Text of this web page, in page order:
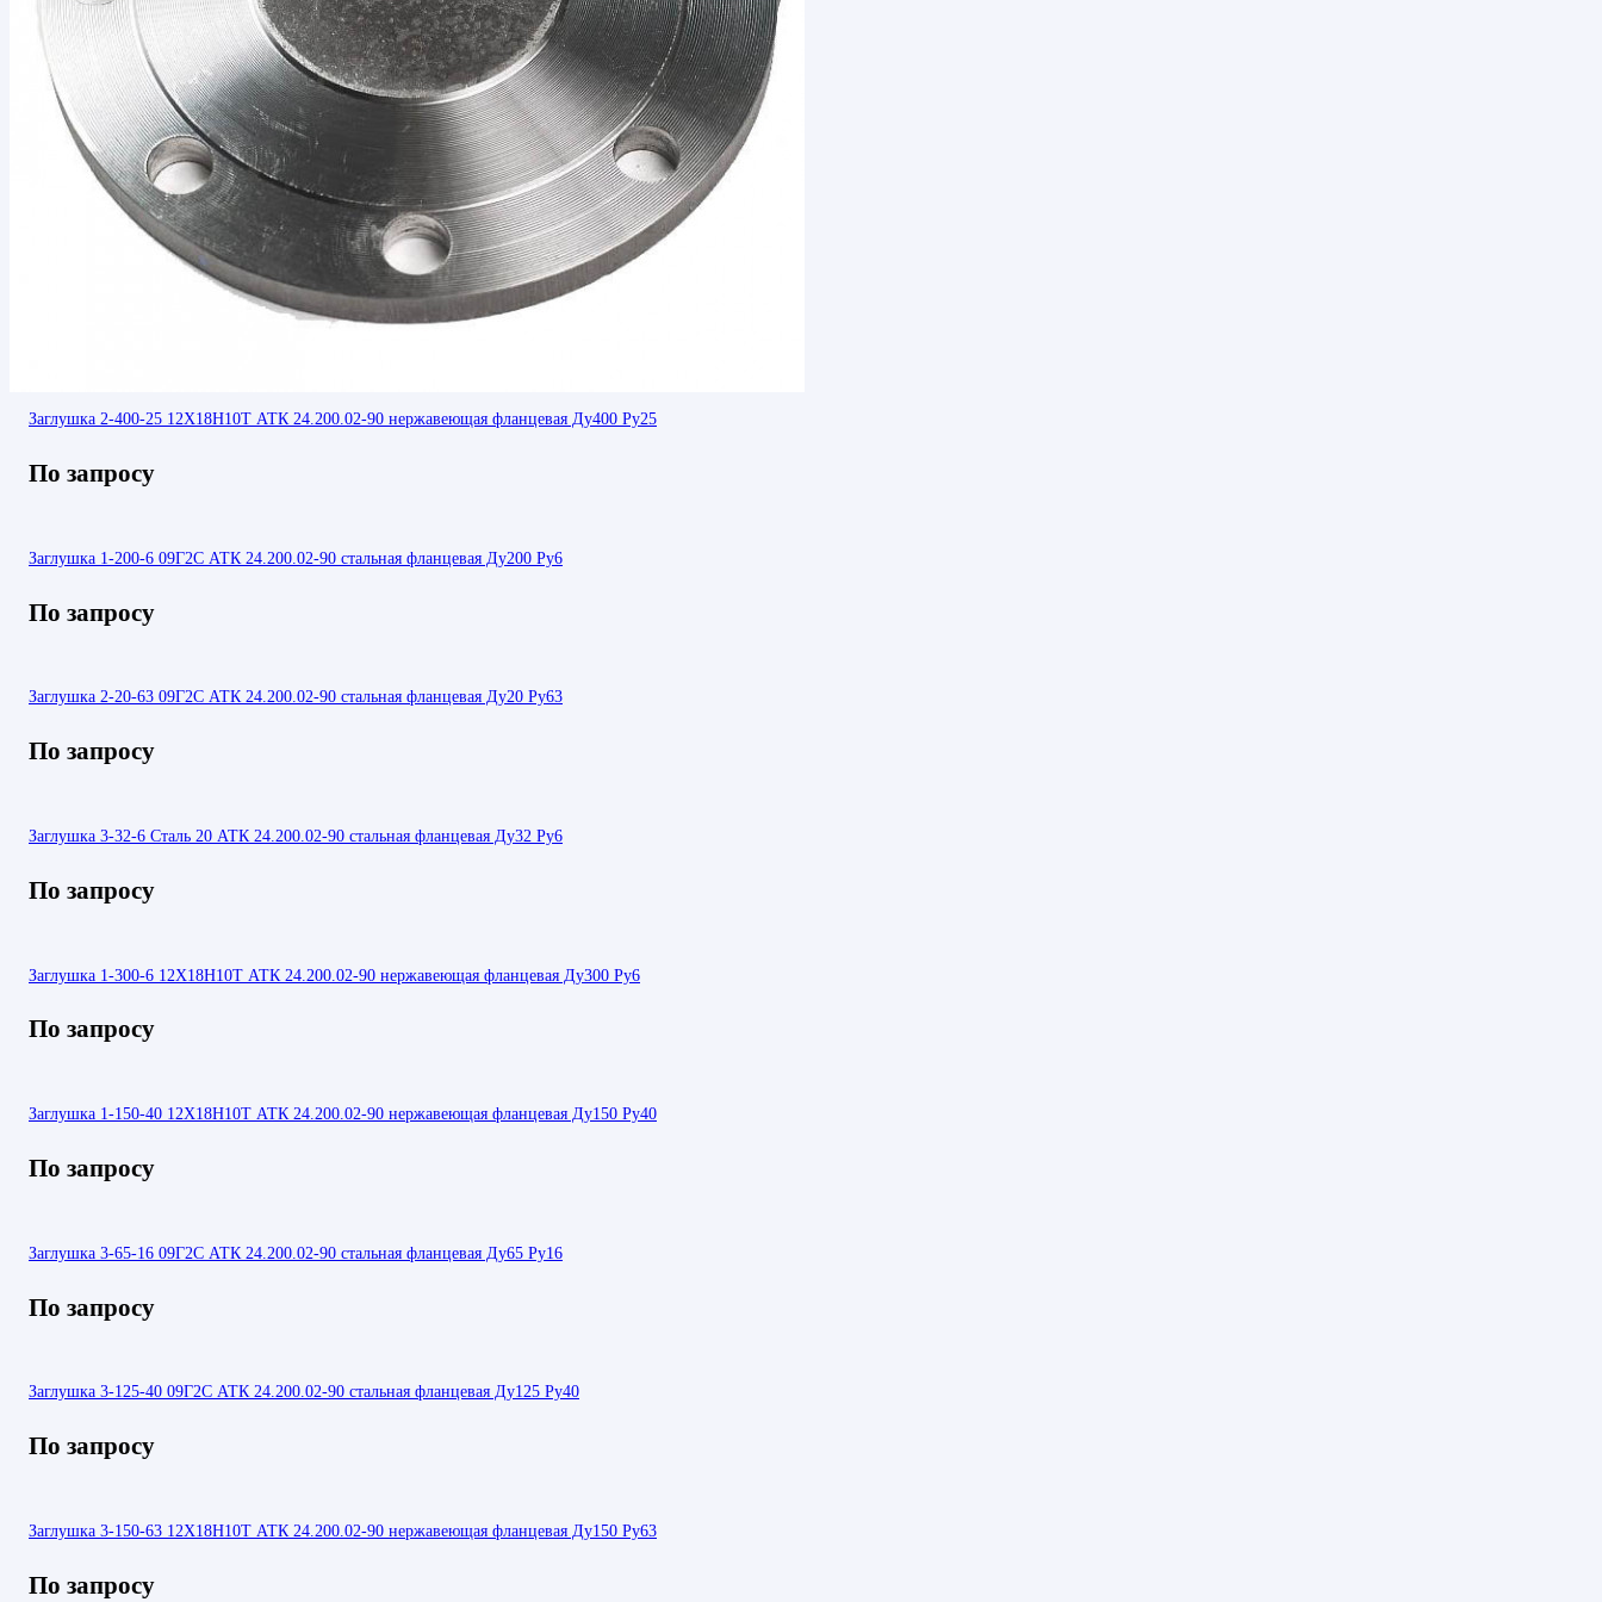
Заглушка 2-400-25 12Х18Н10Т АТК 24.200.02-90 нержавеющая фланцевая Ду400 Ру25
По запросу
Заглушка 1-200-6 09Г2С АТК 24.200.02-90 стальная фланцевая Ду200 Ру6
По запросу
Заглушка 2-20-63 09Г2С АТК 24.200.02-90 стальная фланцевая Ду20 Ру63
По запросу
Заглушка 3-32-6 Сталь 20 АТК 24.200.02-90 стальная фланцевая Ду32 Ру6
По запросу
Заглушка 1-300-6 12Х18Н10Т АТК 24.200.02-90 нержавеющая фланцевая Ду300 Ру6
По запросу
Заглушка 1-150-40 12Х18Н10Т АТК 24.200.02-90 нержавеющая фланцевая Ду150 Ру40
По запросу
Заглушка 3-65-16 09Г2С АТК 24.200.02-90 стальная фланцевая Ду65 Ру16
По запросу
Заглушка 3-125-40 09Г2С АТК 24.200.02-90 стальная фланцевая Ду125 Ру40
По запросу
Заглушка 3-150-63 12Х18Н10Т АТК 24.200.02-90 нержавеющая фланцевая Ду150 Ру63
По запросу